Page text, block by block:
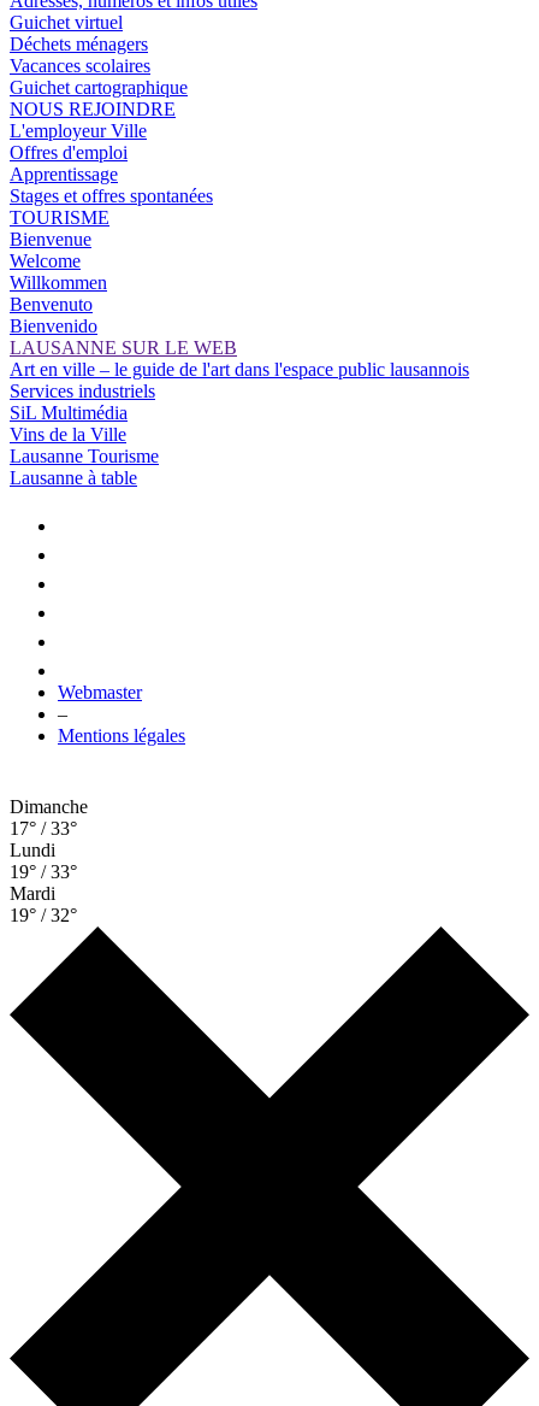
Guichet virtuel
Déchets ménagers
Vacances scolaires
Guichet cartographique
NOUS REJOINDRE
L'employeur Ville
Offres d'emploi
Apprentissage
Stages et offres spontanées
TOURISME
Bienvenue
Welcome
Willkommen
Benvenuto
Bienvenido
LAUSANNE SUR LE WEB
Art en ville – le guide de l'art dans l'espace public lausannois
Services industriels
SiL Multimédia
Vins de la Ville
Lausanne Tourisme
Lausanne à table
Webmaster
–
Mentions légales
Dimanche
17° / 33°
Lundi
19° / 33°
Mardi
19° / 32°